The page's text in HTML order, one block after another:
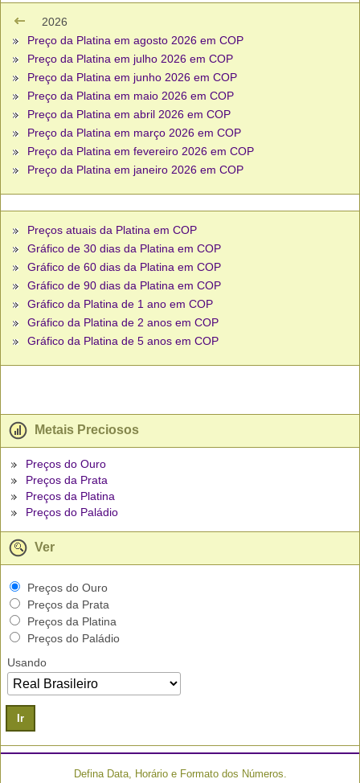
2026
Preço da Platina em agosto 2026 em COP
Preço da Platina em julho 2026 em COP
Preço da Platina em junho 2026 em COP
Preço da Platina em maio 2026 em COP
Preço da Platina em abril 2026 em COP
Preço da Platina em março 2026 em COP
Preço da Platina em fevereiro 2026 em COP
Preço da Platina em janeiro 2026 em COP
Preços atuais da Platina em COP
Gráfico de 30 dias da Platina em COP
Gráfico de 60 dias da Platina em COP
Gráfico de 90 dias da Platina em COP
Gráfico da Platina de 1 ano em COP
Gráfico da Platina de 2 anos em COP
Gráfico da Platina de 5 anos em COP
Metais Preciosos
Preços do Ouro
Preços da Prata
Preços da Platina
Preços do Paládio
Ver
Preços do Ouro
Preços da Prata
Preços da Platina
Preços do Paládio
Usando
Ir
Defina Data, Horário e Formato dos Números.